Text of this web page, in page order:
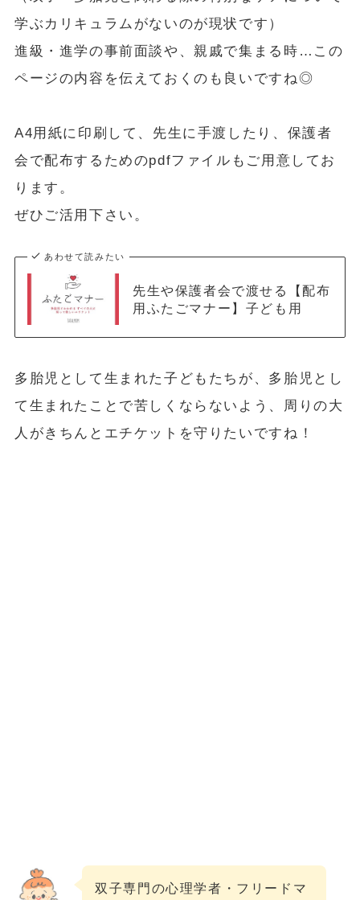
学ぶカリキュラムがないのが現状です）
進級・進学の事前面談や、親戚で集まる時…この
ページの内容を伝えておくのも良いですね◎
A4用紙に印刷して、先生に手渡したり、保護者
会で配布するためのpdfファイルもご用意してお
ります。
ぜひご活用下さい。
あわせて読みたい
先生や保護者会で渡せる【配布
用ふたごマナー】子ども用
多胎児として生まれた子どもたちが、多胎児とし
て生まれたことで苦しくならないよう、周りの大
人がきちんとエチケットを守りたいですね！
双子専門の心理学者・フリードマ